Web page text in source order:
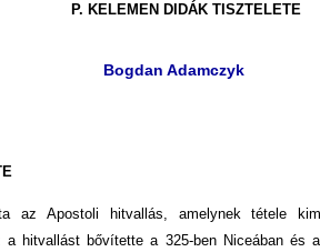
P. KELEMEN DIDÁK TISZTELETE
Bogdan Adamczyk
az Apostoli hitvallás, amelynek tétele
hitvallást bővítette a 325-ben Niceában és a